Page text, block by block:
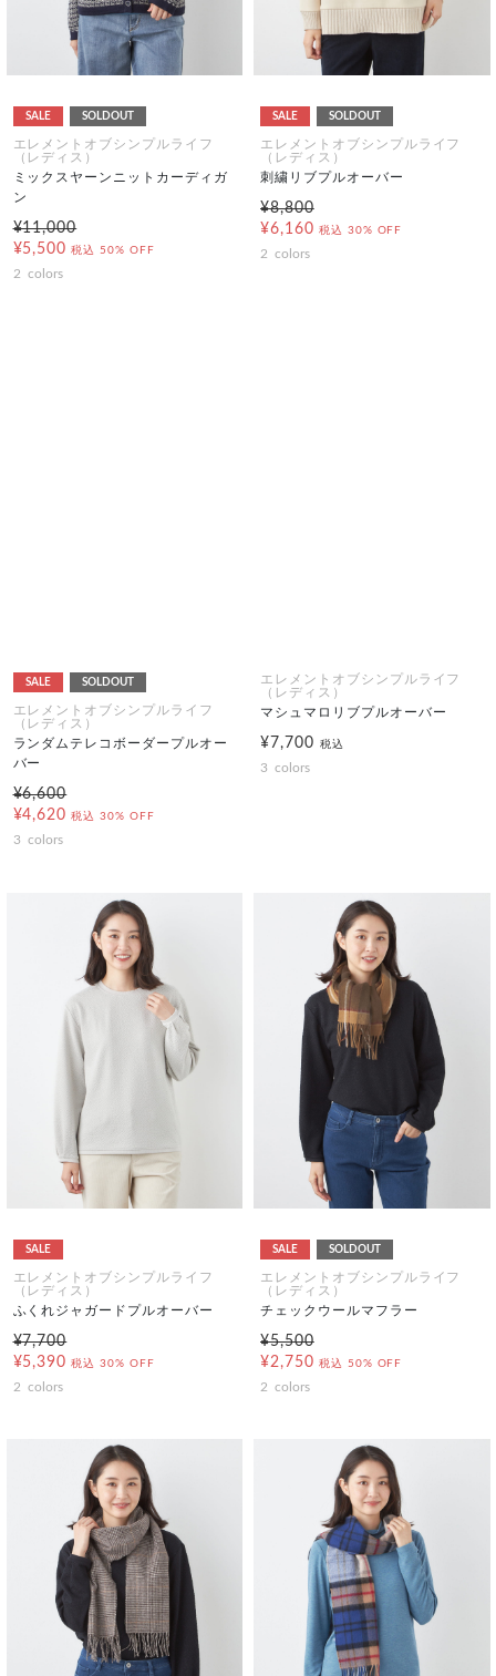
SALE SOLDOUT
エレメントオブシンプルライフ
（レディス）
ミックスヤーンニットカーディガ
ン
¥11,000
¥5,500 税込 50% OFF
2 colors
SALE SOLDOUT
エレメントオブシンプルライフ
（レディス）
刺繍リブプルオーバー
¥8,800
¥6,160 税込 30% OFF
2 colors
SALE SOLDOUT
エレメントオブシンプルライフ
（レディス）
ランダムテレコボーダープルオー
バー
¥6,600
¥4,620 税込 30% OFF
3 colors
エレメントオブシンプルライフ
（レディス）
マシュマロリブプルオーバー
¥7,700 税込
3 colors
SALE
エレメントオブシンプルライフ
（レディス）
ふくれジャガードプルオーバー
¥7,700
¥5,390 税込 30% OFF
2 colors
SALE SOLDOUT
エレメントオブシンプルライフ
（レディス）
チェックウールマフラー
¥5,500
¥2,750 税込 50% OFF
2 colors